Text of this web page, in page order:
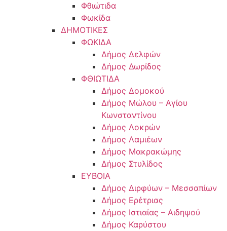
Φθιώτιδα
Φωκίδα
ΔΗΜΟΤΙΚΕΣ
ΦΩΚΙΔΑ
Δήμος Δελφών
Δήμος Δωρίδος
ΦΘΙΩΤΙΔΑ
Δήμος Δομοκού
Δήμος Μώλου – Αγίου
Κωνσταντίνου
Δήμος Λοκρών
Δήμος Λαμιέων
Δήμος Μακρακώμης
Δήμος Στυλίδος
ΕΥΒΟΙΑ
Δήμος Διρφύων – Μεσσαπίων
Δήμος Ερέτριας
Δήμος Ιστιαίας – Αιδηψού
Δήμος Καρύστου